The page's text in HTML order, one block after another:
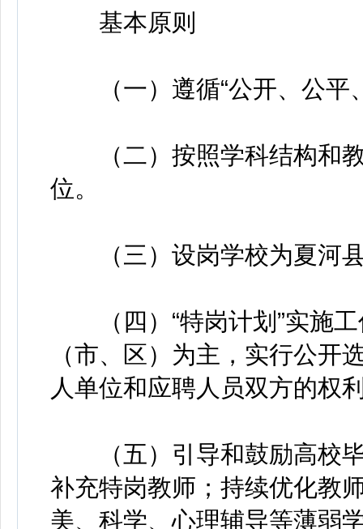
基本原则
（一）遵循“公开、公平
（二）按照学科结构和教
位。
（三）设岗学校为夏河县
（四）“特岗计划”实施工
（市、区）为主，实行公开
人单位和应聘人员双方的权
（五）引导和鼓励高校毕
补充特岗教师；持续优化教
美、科学、心理辅导等薄弱